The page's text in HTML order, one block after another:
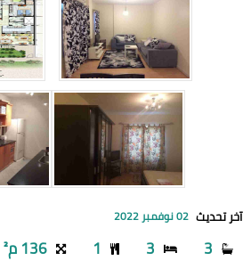
آخر تحديث 02 نوفمبر 2022
3
3
1 136 م²